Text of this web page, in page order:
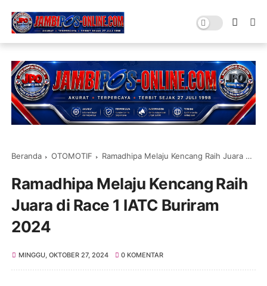
Beranda OTOMOTIF Ramadhipa Melaju Kencang Raih Juara di Race 1 IATC Buriram 2024
Ramadhipa Melaju Kencang Raih
Juara di Race 1 IATC Buriram
2024
MINGGU, OKTOBER 27, 2024 0 KOMENTAR